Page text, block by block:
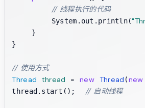
// 线程执行的代码
        System.out.println(
    }
}
// 使用方式
Thread
thread = new Thread (new
thread.start(); // 启动线程